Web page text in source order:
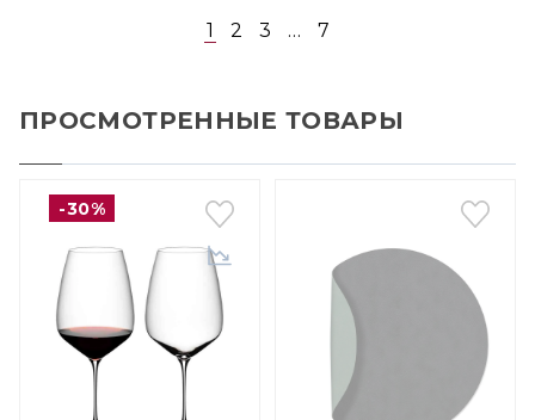
1 2 3 … 7
ПРОСМОТРЕННЫЕ ТОВАРЫ
-30%